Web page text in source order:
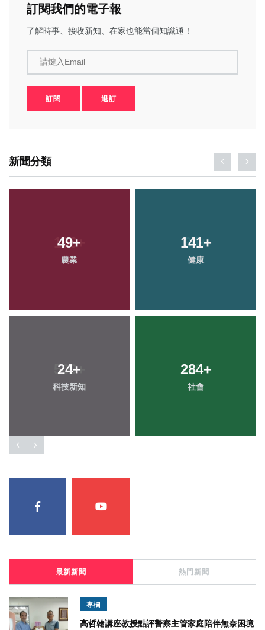
訂閱我們的電子報
了解時事、接收新知、在家也能當個知識通！
請鍵入Email
訂閱 退訂
新聞分類
49+
農業
141+
健康
24+
科技新知
284+
社會
最新新聞 熱門新聞
專欄
高哲翰講座教授點評警察主管家庭陪伴無奈困境